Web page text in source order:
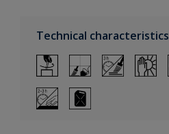
Technical characteristics